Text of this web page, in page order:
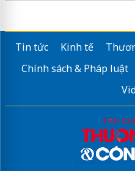
Tin tức Kinh tế
Chính sách & Pháp luật